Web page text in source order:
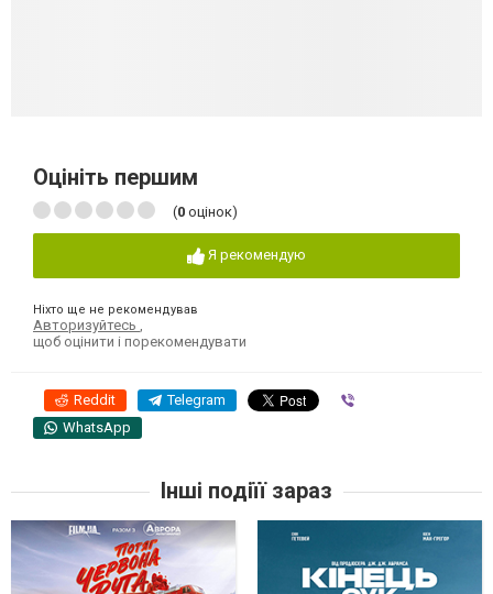
Оцініть першим
(0 оцінок)
Я рекомендую
Ніхто ще не рекомендував
Авторизуйтесь
щоб оцінити і порекомендувати
Reddit Telegram
WhatsApp
Інші подіїї зараз